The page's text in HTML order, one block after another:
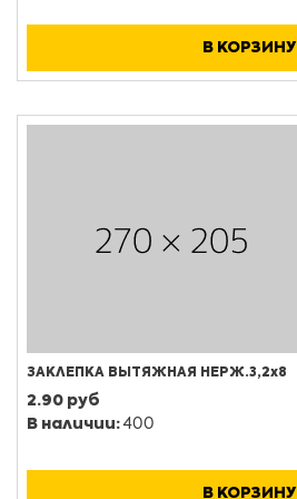
В КОРЗИНУ
ЗАКЛЕПКА ВЫТЯЖНАЯ НЕРЖ.3,2х8
2.90 руб
В наличии:400
В КОРЗИНУ